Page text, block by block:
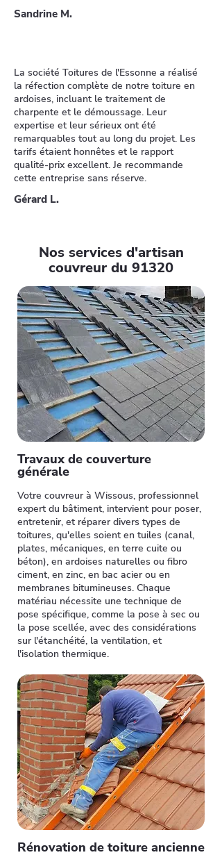
Sandrine M.
La société Toitures de l'Essonne a réalisé
la réfection complète de notre toiture en
ardoises, incluant le traitement de
charpente et le démoussage. Leur
expertise et leur sérieux ont été
remarquables tout au long du projet. Les
tarifs étaient honnêtes et le rapport
qualité-prix excellent. Je recommande
cette entreprise sans réserve.
Gérard L.
Nos services d'artisan
couvreur du 91320
Travaux de couverture
générale
Votre couvreur à Wissous, professionnel
expert du bâtiment, intervient pour poser,
entretenir, et réparer divers types de
toitures, qu'elles soient en tuiles (canal,
plates, mécaniques, en terre cuite ou
béton), en ardoises naturelles ou fibro
ciment, en zinc, en bac acier ou en
membranes bitumineuses. Chaque
matériau nécessite une technique de
pose spécifique, comme la pose à sec ou
la pose scellée, avec des considérations
sur l'étanchéité, la ventilation, et
l'isolation thermique.
Rénovation de toiture ancienne